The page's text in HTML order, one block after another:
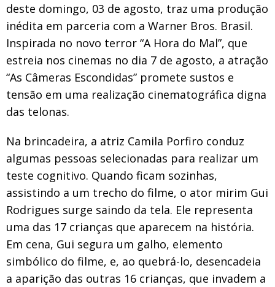
deste domingo, 03 de agosto, traz uma produção
inédita em parceria com a Warner Bros. Brasil.
Inspirada no novo terror “A Hora do Mal”, que
estreia nos cinemas no dia 7 de agosto, a atração
“As Câmeras Escondidas” promete sustos e
tensão em uma realização cinematográfica digna
das telonas.
Na brincadeira, a atriz Camila Porfiro conduz
algumas pessoas selecionadas para realizar um
teste cognitivo. Quando ficam sozinhas,
assistindo a um trecho do filme, o ator mirim Gui
Rodrigues surge saindo da tela. Ele representa
uma das 17 crianças que aparecem na história.
Em cena, Gui segura um galho, elemento
simbólico do filme, e, ao quebrá-lo, desencadeia
a aparição das outras 16 crianças, que invadem a